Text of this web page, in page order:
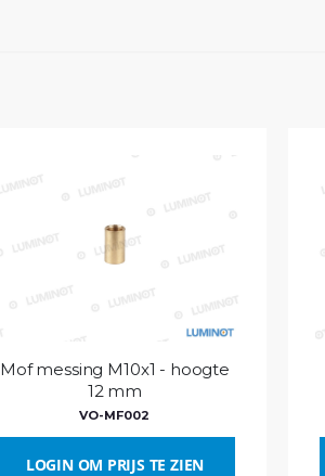
Mof messing M10x1 - hoogte
12 mm
VO-MF002
LOGIN OM PRIJS TE ZIEN